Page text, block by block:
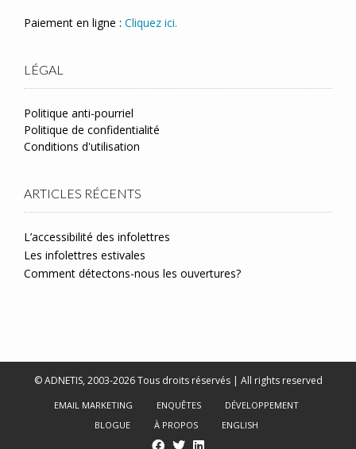
Paiement en ligne : Cliquez ici.
LÉGAL
Politique anti-pourriel
Politique de confidentialité
Conditions d'utilisation
ARTICLES RÉCENTS
L’accessibilité des infolettres
Les infolettres estivales
Comment détectons-nous les ouvertures?
© ADNETIS, 2003-2026 Tous droits réservés | All rights reserved
EMAIL MARKETING ENQUÊTES
DÉVELOPPEMENT
BLOGUE
À PROPOS ENGLISH